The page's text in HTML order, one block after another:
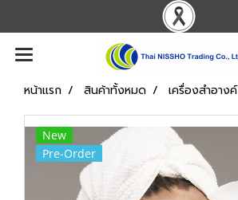
หน้าแรก สินค้าทั้งหมด เครื่องสำอางค์
New
Pre-Order